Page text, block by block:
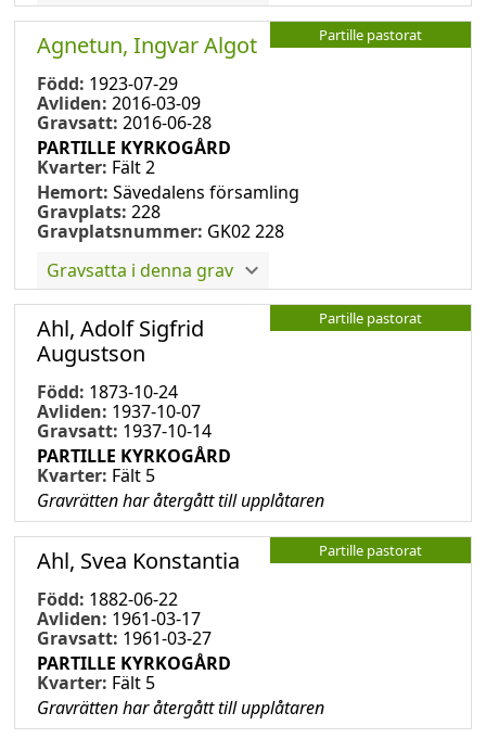
Partille pastorat
Agnetun, Ingvar Algot
Född: 1923-07-29
Avliden: 2016-03-09
Gravsatt: 2016-06-28
PARTILLE KYRKOGÅRD
Kvarter: Fält 2
Hemort: Sävedalens församling
Gravplats: 228
Gravplatsnummer: GK02 228
Gravsatta i denna grav
Partille pastorat
Ahl, Adolf Sigfrid
Augustson
Född: 1873-10-24
Avliden: 1937-10-07
Gravsatt: 1937-10-14
PARTILLE KYRKOGÅRD
Kvarter: Fält 5
Gravrätten har återgått till upplåtaren
Partille pastorat
Ahl, Svea Konstantia
Född: 1882-06-22
Avliden: 1961-03-17
Gravsatt: 1961-03-27
PARTILLE KYRKOGÅRD
Kvarter: Fält 5
Gravrätten har återgått till upplåtaren